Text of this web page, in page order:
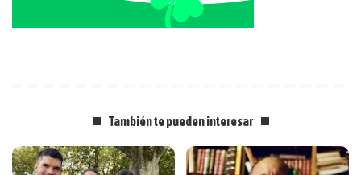
También te pueden interesar